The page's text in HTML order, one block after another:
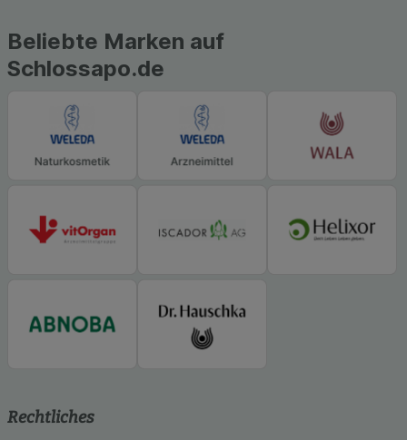
Beliebte Marken auf
Schlossapo.de
Rechtliches